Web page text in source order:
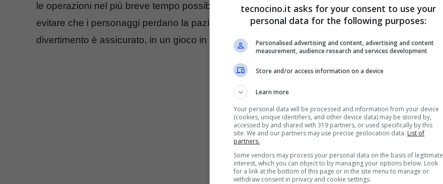
le operazioni nel più breve tempo possibile, cercando di accontentare tutti. Dovremo anche
evitare che i personaggi perdano la pazienza e decidano di andare via. Insomma, il
divertimento è assicurato, in un gioco in cui ciò che conta è la velocità.
tecnocino.it asks for your consent to use your
personal data for the following purposes:
Personalised advertising and content, advertising and content
measurement, audience research and services development
Store and/or access information on a device
Learn more
Your personal data will be processed and information from your device
(cookies, unique identifiers, and other device data) may be stored by,
accessed by and shared with 319 partners, or used specifically by this
site. We and our partners may use precise geolocation data. List of
partners.
Some vendors may process your personal data on the basis of legitimate
interest, which you can object to by managing your options below. Look
for a link at the bottom of this page or in the site menu to manage or
withdraw consent in privacy and cookie settings.